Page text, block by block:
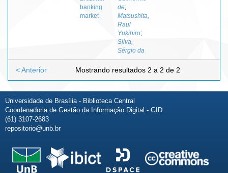
banking
market
de;
Matsushita,
Raul
Yukihiro;
Silva,
Sérgio da
Mostrando resultados 2 a 2 de 2
< Anterior
Universidade de Brasília - Biblioteca Central
Coordenadoria de Gestão da Informação Digital - GID
(61) 3107-2683
repositorio@unb.br